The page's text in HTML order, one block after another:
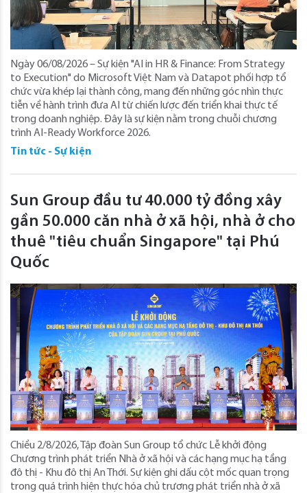
Ngày 06/08/2026 – Sự kiện "AI in HR & Finance: From Strategy
to Execution" do Microsoft Việt Nam và Datapot phối hợp tổ
chức vừa khép lại thành công, mang đến những góc nhìn thực
tiễn về hành trình đưa AI từ chiến lược đến triển khai thực tế
trong doanh nghiệp. Đây là sự kiện nằm trong chuỗi chương
trình AI-Ready Workforce 2026.
Tin tức - Sự kiện
Sun Group đầu tư 40.000 tỷ đồng xây
gần 50.000 căn nhà ở xã hội, nhà ở cho
thuê "tiêu chuẩn Singapore" tại Phú
Quốc
Chiều 2/8/2026, Tập đoàn Sun Group tổ chức Lễ khởi động
Chương trình phát triển Nhà ở xã hội và các hạng mục hạ tầng
đô thị - Khu đô thị An Thới. Sự kiện ghi dấu cột mốc quan trọng
trong quá trình hiện thực hóa chủ trương phát triển nhà ở xã